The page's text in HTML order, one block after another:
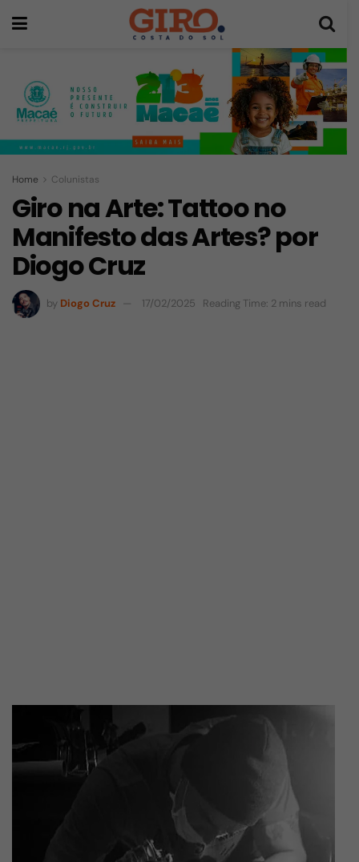
Home Colunistas
Giro na Arte: Tattoo no
Manifesto das Artes? por
Diogo Cruz
by Diogo Cruz 17/02/2025 Reading Time: 2 mins read